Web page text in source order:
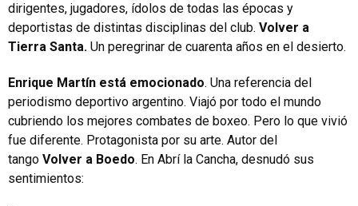
dirigentes, jugadores, ídolos de todas las épocas y
deportistas de distintas disciplinas del club. Volver a
Tierra Santa. Un peregrinar de cuarenta años en el desierto.
Enrique Martín está emocionado. Una referencia del
periodismo deportivo argentino. Viajó por todo el mundo
cubriendo los mejores combates de boxeo. Pero lo que vivió
fue diferente. Protagonista por su arte. Autor del
tango Volver a Boedo. En Abrí la Cancha, desnudó sus
sentimientos: